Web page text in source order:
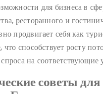
для бизнеса в
ресторанного и
продвигает себя как
что способствует росту
на соответствующие
советы